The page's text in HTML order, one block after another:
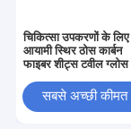
चिकित्सा उपकरणों के लिए
आयामी स्थिर ठोस कार्बन
फाइबर शीट्स टवील ग्लोस
सबसे अच्छी कीमत